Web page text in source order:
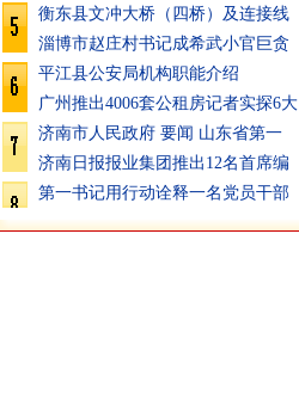
衡东县文冲大桥（四桥）及连接线
淄博市赵庄村书记成希武小官巨贪
平江县公安局机构职能介绍
广州推出4006套公租房记者实探6大
济南市人民政府 要闻 山东省第一
济南日报报业集团推出12名首席编
第一书记用行动诠释一名党员干部